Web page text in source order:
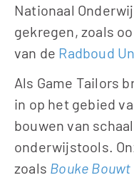
Nationaal
gekregen, zoals
van de Radboud
Als Game Tailors
in op het gebied
bouwen van
onderwijstools.
zoals Bouke Bouwt